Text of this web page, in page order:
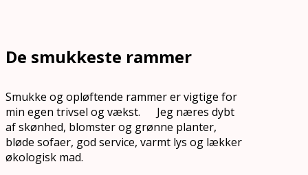
De smukkeste rammer
Smukke og opløftende rammer er vigtige for
min egen trivsel og vækst. Jeg næres dybt
af skønhed, blomster og grønne planter,
bløde sofaer, god service, varmt lys og lækker
økologisk mad.